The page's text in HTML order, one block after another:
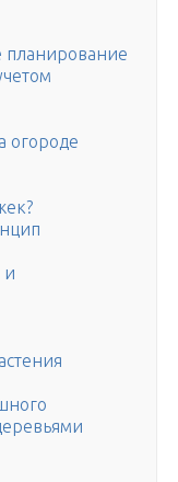
огороде
и